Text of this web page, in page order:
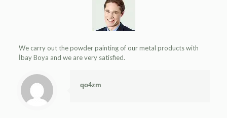
We carry out the powder painting of our metal products with
İbay Boya and we are very satisfied.
qo4zm